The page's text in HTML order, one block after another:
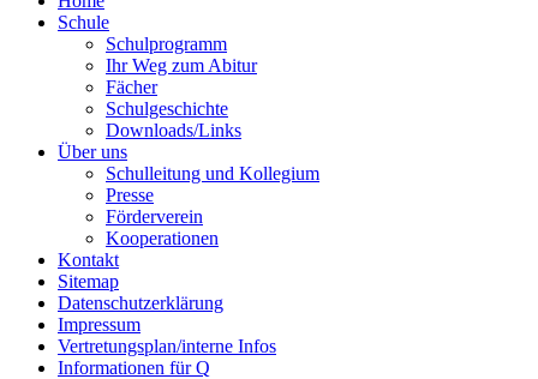
Schule
Schulprogramm
Ihr Weg zum Abitur
Fächer
Schulgeschichte
Downloads/Links
Über uns
Schulleitung und Kollegium
Presse
Förderverein
Kooperationen
Kontakt
Sitemap
Datenschutzerklärung
Impressum
Vertretungsplan/interne Infos
Informationen für Q